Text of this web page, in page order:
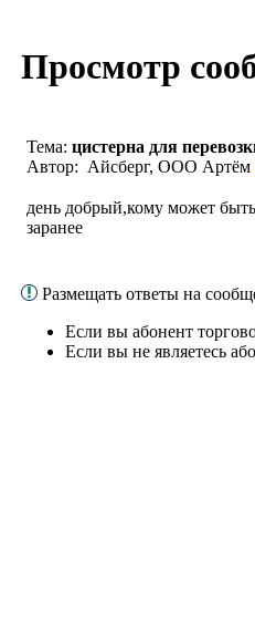
Просмотр
Тема: цистерна для
Автор: Айсберг, ООО Артём
день добрый,кому может
заранее
Размещать ответы на
Если вы абонент
Если вы не являетесь